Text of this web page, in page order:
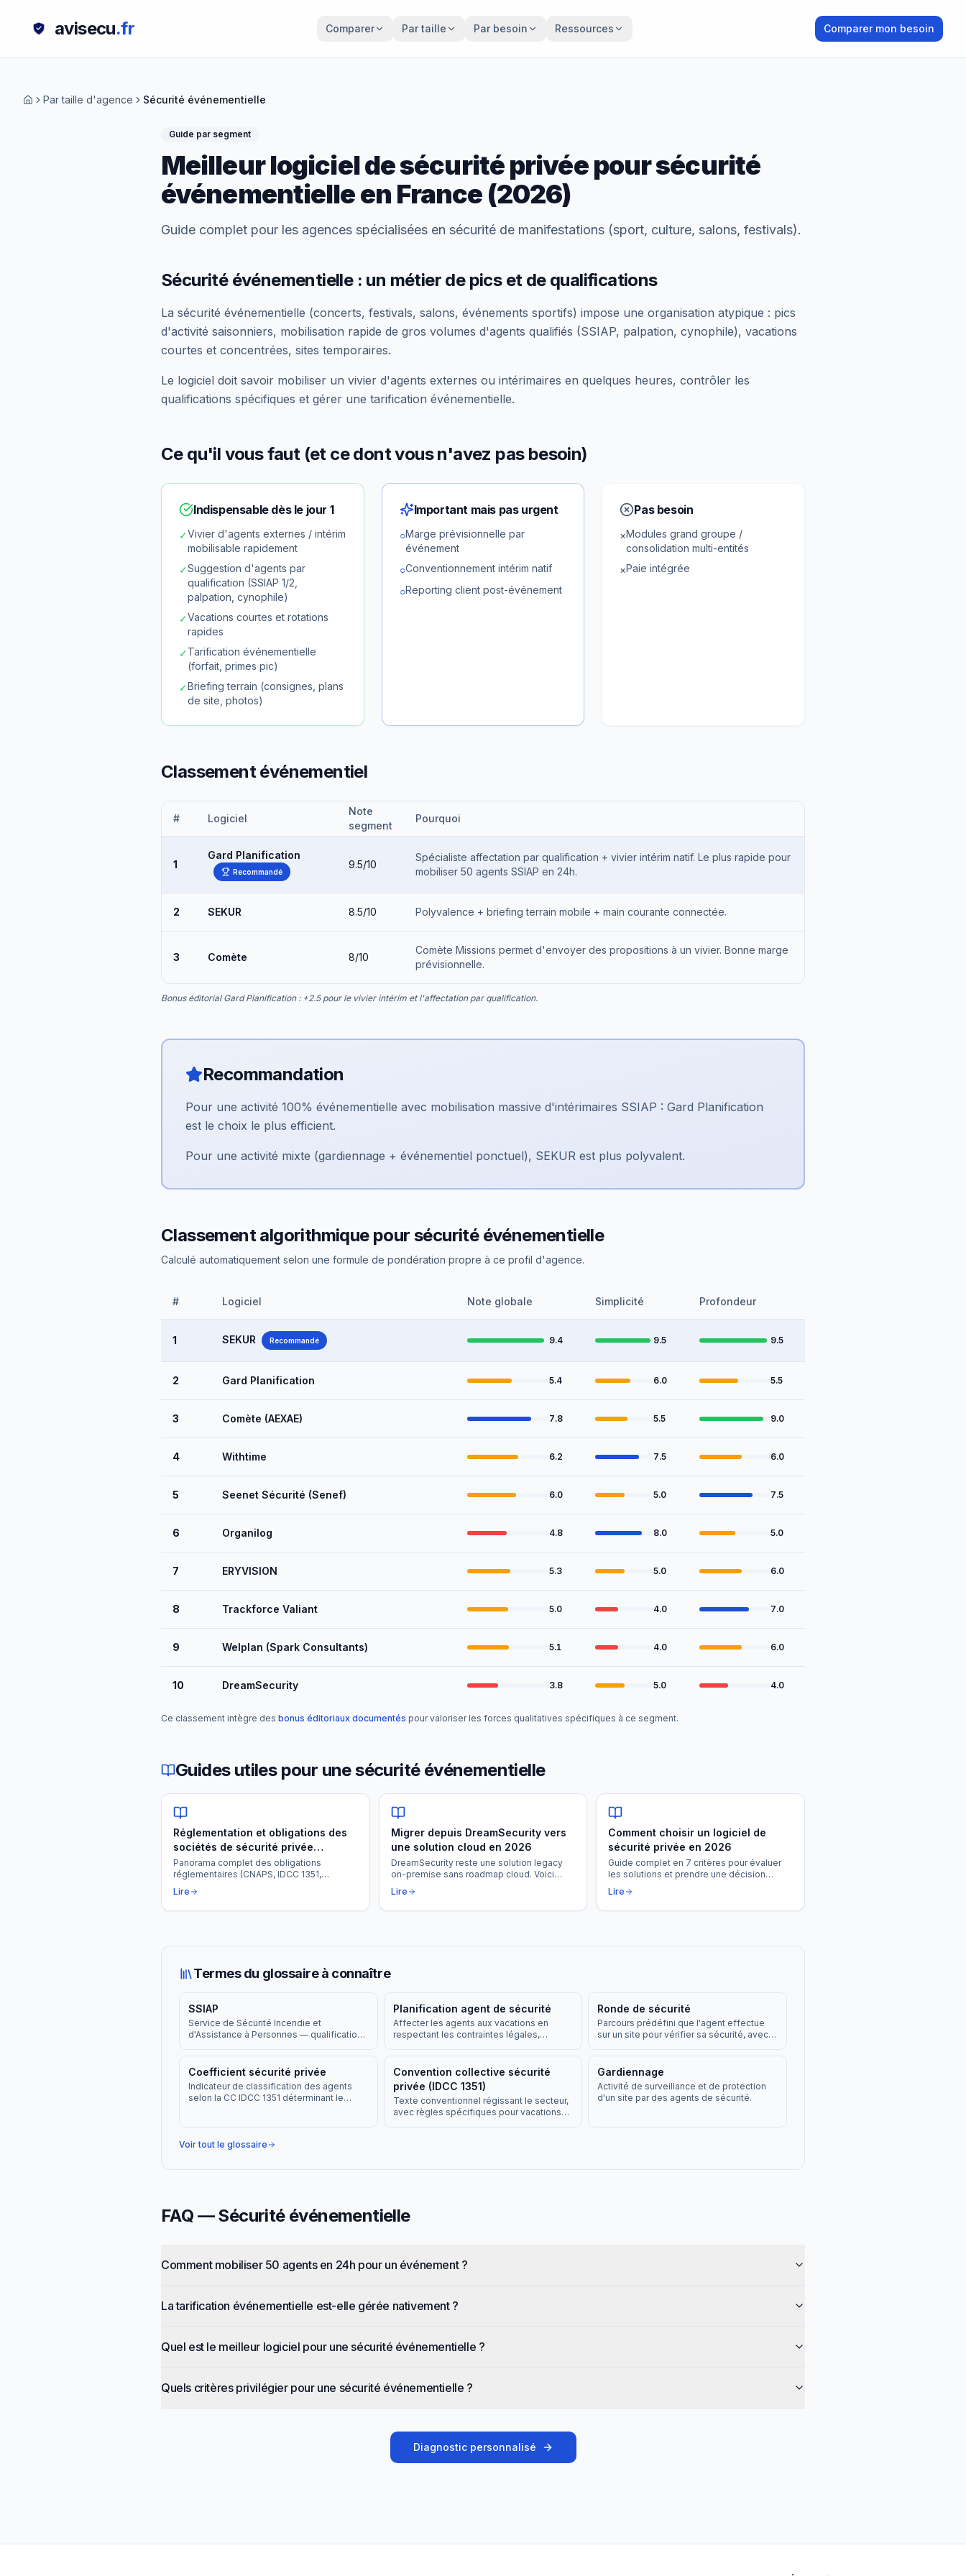
avisecu.fr Comparer Par taille Par besoin Ressources Comparer mon besoin
Par taille d'agence Sécurité événementielle
Guide par segment
Meilleur logiciel de sécurité privée poursécurité
événementielleen France (2026)
Guide complet pour les agences spécialisées en sécurité de manifestations (sport, culture, salons, festivals).
Sécurité événementielle : un métier de pics et de qualifications
La sécurité événementielle (concerts, festivals, salons, événements sportifs) impose une organisation atypique : pics
d'activité saisonniers, mobilisation rapide de gros volumes d'agents qualifiés (SSIAP, palpation, cynophile), vacations
courtes et concentrées, sites temporaires.
Le logiciel doit savoir mobiliser un vivier d'agents externes ou intérimaires en quelques heures, contrôler les
qualifications spécifiques et gérer une tarification événementielle.
Ce qu'il vous faut (et ce dont vous n'avez pas besoin)
Indispensable dès le jour 1
✓Vivier d'agents externes / intérim
mobilisable rapidement
✓Suggestion d'agents par
qualification (SSIAP 1/2,
palpation, cynophile)
✓Vacations courtes et rotations
rapides
✓Tarification événementielle
(forfait, primes pic)
✓Briefing terrain (consignes, plans
de site, photos)
Important mais pas urgent
○Marge prévisionnelle par
événement
○Conventionnement intérim natif
○Reporting client post-événement
Pas besoin
×Modules grand groupe /
consolidation multi-entités
×Paie intégrée
Classement événementiel
# Logiciel
Note
segment
Pourquoi
1
Gard Planification
Recommandé
9.5/10
Spécialiste affectation par qualification + vivier intérim natif. Le plus rapide pour
mobiliser 50 agents SSIAP en 24h.
2 SEKUR 8.5/10 Polyvalence + briefing terrain mobile + main courante connectée.
3 Comète 8/10
Comète Missions permet d'envoyer des propositions à un vivier. Bonne marge
prévisionnelle.
Bonus éditorial Gard Planification : +2.5 pour le vivier intérim et l'affectation par qualification.
Recommandation
Pour une activité 100% événementielle avec mobilisation massive d'intérimaires SSIAP : Gard Planification
est le choix le plus efficient.
Pour une activité mixte (gardiennage + événementiel ponctuel), SEKUR est plus polyvalent.
Classement algorithmique pour sécurité événementielle
Calculé automatiquement selon une formule de pondération propre à ce profil d'agence.
# Logiciel Note globale Simplicité Profondeur
1 SEKUR Recommandé 9.4 9.5 9.5
2 Gard Planification 5.4 6.0 5.5
3 Comète (AEXAE) 7.8 5.5 9.0
4 Withtime 6.2 7.5 6.0
5 Seenet Sécurité (Senef) 6.0 5.0 7.5
6 Organilog 4.8 8.0 5.0
7 ERYVISION 5.3 5.0 6.0
8 Trackforce Valiant 5.0 4.0 7.0
9 Welplan (Spark Consultants) 5.1 4.0 6.0
10 DreamSecurity 3.8 5.0 4.0
Ce classement intègre des bonus éditoriaux documentés pour valoriser les forces qualitatives spécifiques à ce segment.
Guides utiles pour unesécurité événementielle
Réglementation et obligations des
sociétés de sécurité privée
(CNAPS, IDCC 1351, URSSAF)
Panorama complet des obligations
réglementaires (CNAPS, IDCC 1351,
URSSAF, RGPD) et rôle du logiciel métier
pour rester conforme et éviter les
sanctions.
Lire
Migrer depuis DreamSecurity vers
une solution cloud en 2026
DreamSecurity reste une solution legacy
on-premise sans roadmap cloud. Voici
comment réussir votre migration vers une
plateforme moderne (SEKUR, Comète,
Withtime) sans perdre vos données ni
Lire
Comment choisir un logiciel de
sécurité privée en 2026
Guide complet en 7 critères pour évaluer
les solutions et prendre une décision
éclairée, adaptée à la taille et aux priorités
de votre agence.
Lire
Termes du glossaire à connaître
SSIAP
Service de Sécurité Incendie et
d'Assistance à Personnes — qualification
en 3 niveaux.
Planification agent de sécurité
Affecter les agents aux vacations en
respectant les contraintes légales,
Ronde de sécurité
Parcours prédéfini que l'agent effectue
sur un site pour vérifier sa sécurité, avec
géolocalisés.
Coefficient sécurité privée
Indicateur de classification des agents
selon la CC IDCC 1351 déterminant le
Convention collective sécurité
privée (IDCC 1351)
Texte conventionnel régissant le secteur,
avec règles spécifiques pour vacations
Gardiennage
Activité de surveillance et de protection
d'un site par des agents de sécurité.
Voir tout le glossaire
FAQ —Sécurité événementielle
Comment mobiliser 50 agents en 24h pour un événement ?
La tarification événementielle est-elle gérée nativement ?
Quel est le meilleur logiciel pour une sécurité événementielle ?
Quels critères privilégier pour une sécurité événementielle ?
Diagnostic personnalisé